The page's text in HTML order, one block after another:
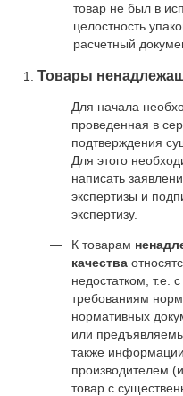
товар не был в
целостность
расчетный
Товары
Для начала
проведенная в
подтверждения
Для этого
написать
экспертизы и
экспертизу.
К товарам
качества
недостатком, т.е.
требованиям
нормативных
или
также
производителем
товар с